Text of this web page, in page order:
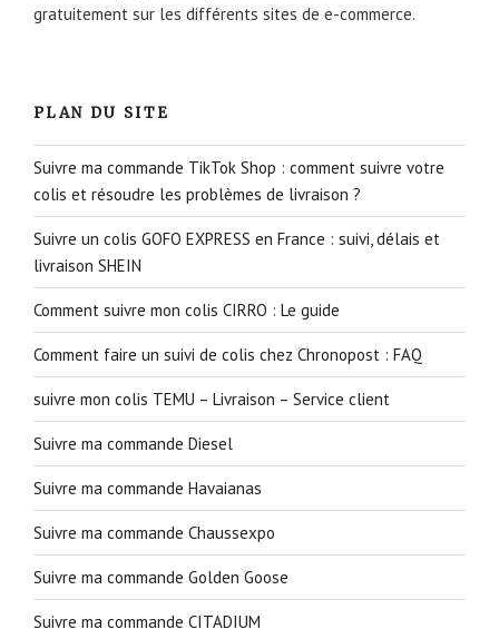
gratuitement sur les différents sites de e-commerce.
PLAN DU SITE
Suivre ma commande TikTok Shop : comment suivre votre
colis et résoudre les problèmes de livraison ?
Suivre un colis GOFO EXPRESS en France : suivi, délais et
livraison SHEIN
Comment suivre mon colis CIRRO : Le guide
Comment faire un suivi de colis chez Chronopost : FAQ
suivre mon colis TEMU – Livraison – Service client
Suivre ma commande Diesel
Suivre ma commande Havaianas
Suivre ma commande Chaussexpo
Suivre ma commande Golden Goose
Suivre ma commande CITADIUM